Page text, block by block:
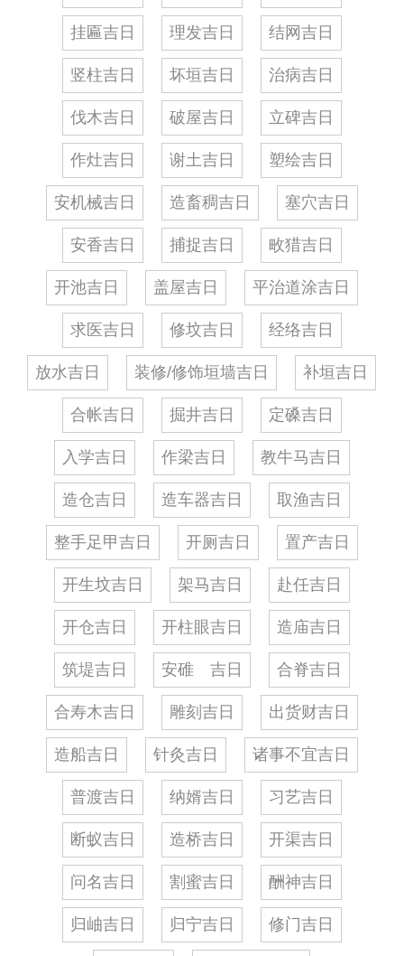
挂匾吉日 理发吉日 结网吉日
竖柱吉日 坏垣吉日 治病吉日
伐木吉日 破屋吉日 立碑吉日
作灶吉日 谢土吉日 塑绘吉日
安机械吉日 造畜稠吉日 塞穴吉日
安香吉日 捕捉吉日 畋猎吉日
开池吉日 盖屋吉日 平治道涂吉日
求医吉日 修坟吉日 经络吉日
放水吉日 装修/修饰垣墙吉日 补垣吉日
合帐吉日 掘井吉日 定磉吉日
入学吉日 作梁吉日 教牛马吉日
造仓吉日 造车器吉日 取渔吉日
整手足甲吉日 开厕吉日 置产吉日
开生坟吉日 架马吉日 赴任吉日
开仓吉日 开柱眼吉日 造庙吉日
筑堤吉日 安碓 吉日 合脊吉日
合寿木吉日 雕刻吉日 出货财吉日
造船吉日 针灸吉日 诸事不宜吉日
普渡吉日 纳婿吉日 习艺吉日
断蚁吉日 造桥吉日 开渠吉日
问名吉日 割蜜吉日 酬神吉日
归岫吉日 归宁吉日 修门吉日